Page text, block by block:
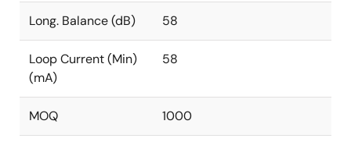
Long. Balance (dB) 58
Loop Current (Min)
(mA)
58
MOQ 1000